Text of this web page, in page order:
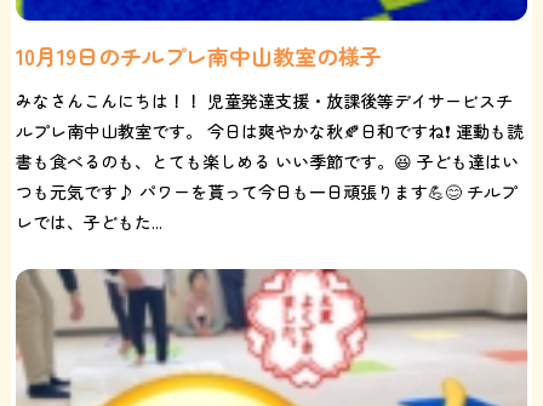
10月19日のチルプレ南中山教室の様子
みなさんこんにちは！！ 児童発達支援・放課後等デイサービスチ
ルプレ南中山教室です。 今日は爽やかな秋🍂日和ですね❗️ 運動も読
書も食べるのも、とても楽しめる いい季節です。😆 子ども達はい
つも元気です♪ パワーを貰って今日も一日頑張ります💪😊 チルプ
レでは、子どもた...